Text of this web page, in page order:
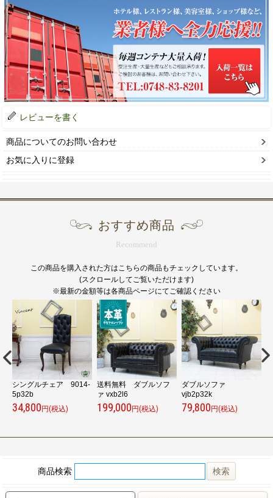
レビューを書く
商品についてのお問い合わせ
お気に入りに登録
おすすめ商品
Recommend
この商品を購入された方はこちらの商品もチェックしています。
(スクロールしてご覧いただけます)
※最新の金額等は各商品ページにてご確認ください
シングルチェア 9014-
5p32b
34,800円(税込)
送料無料 ダブルソフ
ァ vxb2l6
199,000円(税込)
ダブルソファ
vjb2p32k
79,800円(税込)
商品検索